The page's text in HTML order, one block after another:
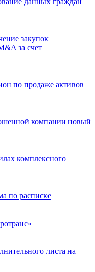
закупок
за счет
по продаже активов
компании новый
комплексного
по расписке
листа на